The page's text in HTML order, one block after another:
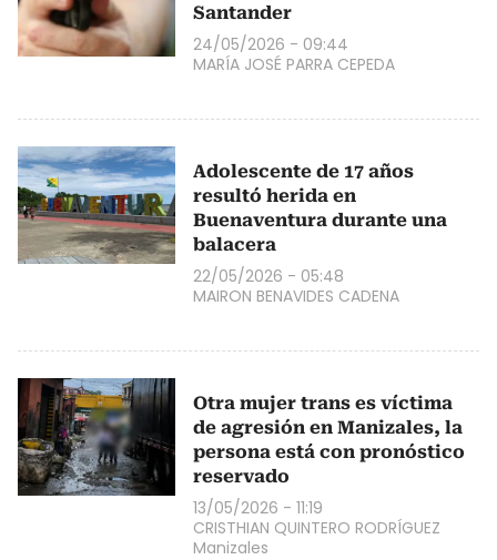
Santander
24/05/2026 - 09:44
MARÍA JOSÉ PARRA CEPEDA
Adolescente de 17 años
resultó herida en
Buenaventura durante una
balacera
22/05/2026 - 05:48
MAIRON BENAVIDES CADENA
Otra mujer trans es víctima
de agresión en Manizales, la
persona está con pronóstico
reservado
13/05/2026 - 11:19
CRISTHIAN QUINTERO RODRÍGUEZ
Manizales